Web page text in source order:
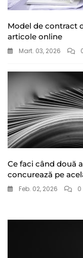
Model de contract
articole online
Mart. 03, 2026
Ce faci când două
concurează pe
Feb. 02, 2026 0